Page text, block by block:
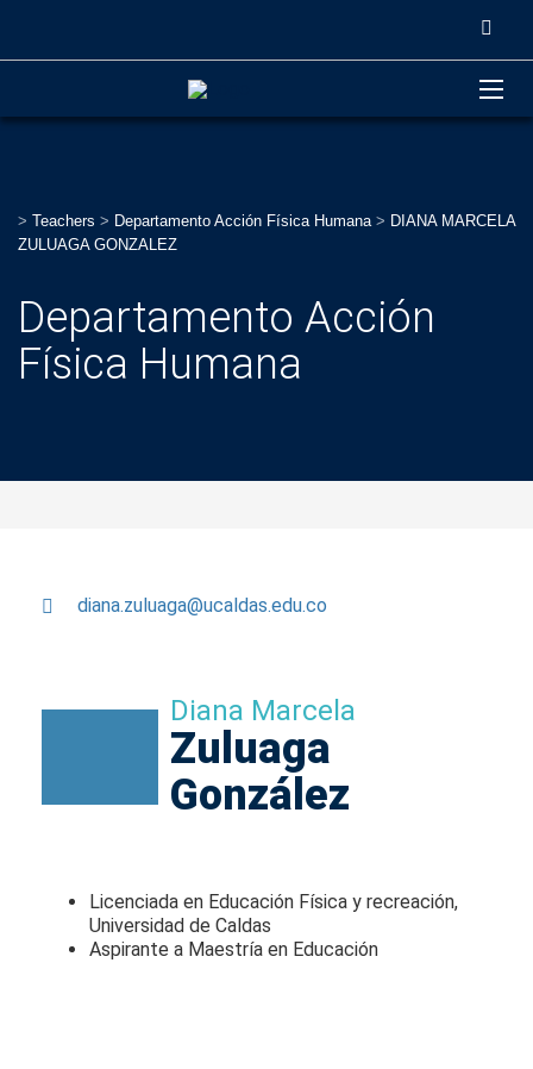
> Teachers > Departamento Acción Física Humana> DIANA MARCELA
ZULUAGA GONZALEZ
Departamento Acción
Física Humana
diana.zuluaga@ucaldas.edu.co
Diana Marcela
Zuluaga
González
Licenciada en Educación Física y recreación,
Universidad de Caldas
Aspirante a Maestría en Educación